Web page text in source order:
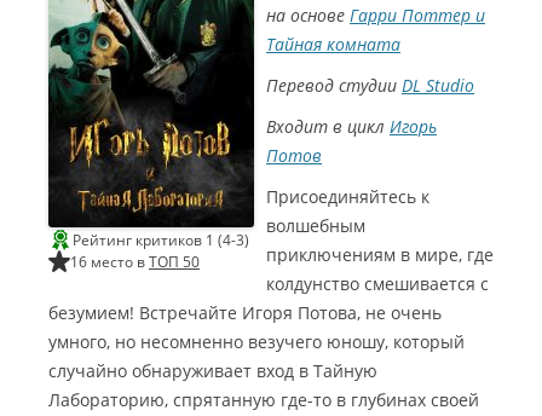
Рейтинг критиков 1 (4-3)
16 место вТОП 50
на основе Гарри Поттер и
Тайная комната
Перевод студии DL Studio
Входит в цикл Игорь
Потов
Присоединяйтесь к
волшебным
приключениям в мире, где
колдунство смешивается с
безумием! Встречайте Игоря Потова, не очень
умного, но несомненно везучего юношу, который
случайно обнаруживает вход в Тайную
Лабораторию, спрятанную где-то в глубинах своей